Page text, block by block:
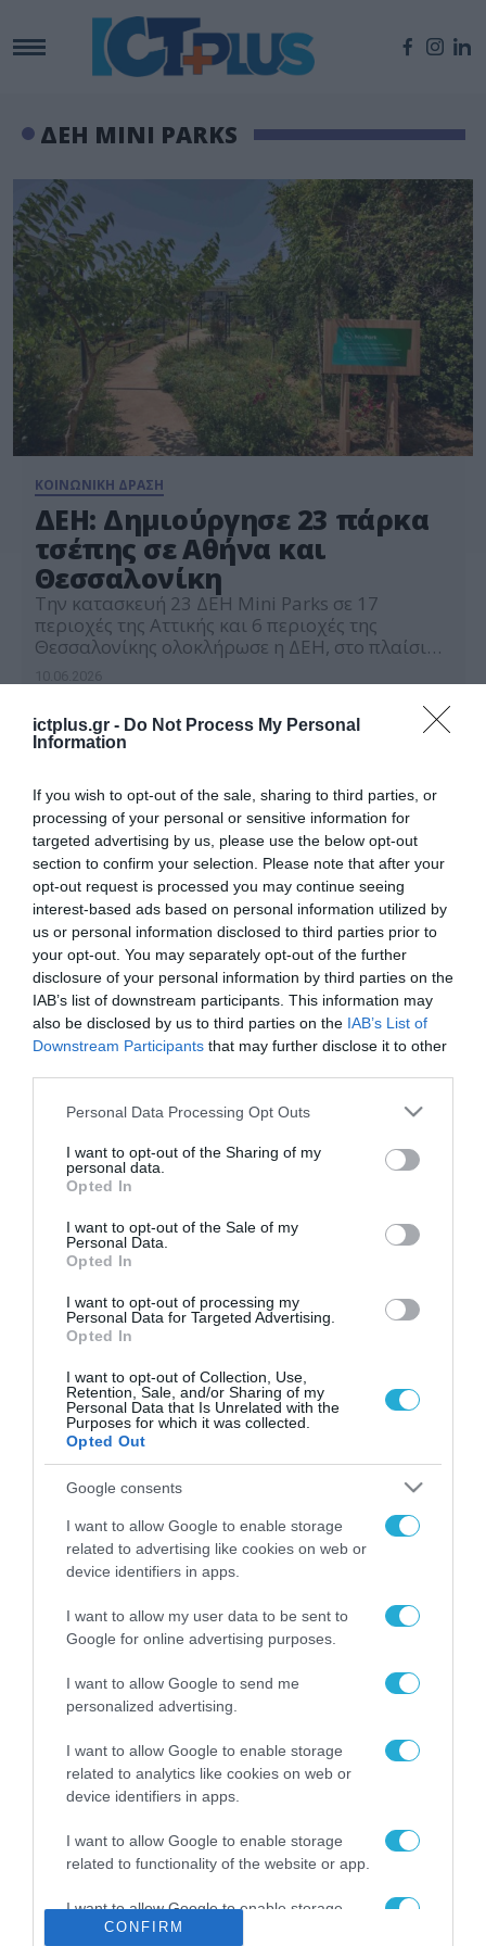
ictplus.gr - Do Not Process My Personal
Information
If you wish to opt-out of the sale, sharing to third parties, or
processing of your personal or sensitive information for
targeted advertising by us, please use the below opt-out
section to confirm your selection. Please note that after your
opt-out request is processed you may continue seeing
interest-based ads based on personal information utilized by
us or personal information disclosed to third parties prior to
your opt-out. You may separately opt-out of the further
disclosure of your personal information by third parties on the
IAB’s list of downstream participants. This information may
also be disclosed by us to third parties on the IAB’s List of
Downstream Participants that may further disclose it to other
Please note that this website/app uses one or more Google
not limited to your visit or usage behaviour. You may click to
grant or deny consent to Google and its third-party tags to
use your data for below specified purposes in below Google
consent section.
Personal Data Processing Opt Outs
I want to opt-out of the Sharing of my
personal data.
Opted In
I want to opt-out of the Sale of my
Personal Data.
Opted In
I want to opt-out of processing my
Personal Data for Targeted Advertising.
Opted In
I want to opt-out of Collection, Use,
Retention, Sale, and/or Sharing of my
Personal Data that Is Unrelated with the
Purposes for which it was collected.
Opted Out
Google consents
I want to allow Google to enable storage
related to advertising like cookies on web or
device identifiers in apps.
I want to allow my user data to be sent to
Google for online advertising purposes.
I want to allow Google to send me
personalized advertising.
I want to allow Google to enable storage
related to analytics like cookies on web or
device identifiers in apps.
I want to allow Google to enable storage
related to functionality of the website or app.
I want to allow Google to enable storage
related to personalization.
CONFIRM
ΔΕΗ MINI PARKS
ΚΟΙΝΩΝΙΚΗ ΔΡΑΣΗ
ΔΕΗ: Δημιούργησε 23 πάρκα
τσέπης σε Αθήνα και
Θεσσαλονίκη
Την κατασκευή 23 ΔΕΗ Mini Parks σε 17
περιοχές της Αττικής και 6 περιοχές της
Θεσσαλονίκης ολοκλήρωσε η ΔΕΗ, στο πλαίσιο
αστικής βιωσιμότητας και τη δημιουργία
περισσότερων χώρων πρασίνου στον αστικό
ιστό. Μέσα από παρεμβάσεις μικρής κλίμακας,
αλλά υψηλής περιβαλλοντικής και κοινωνικής
ΡΟΗ ΕΙΔΗΣΕΩΝ
Το χρηματοδοτούμενο
από την ΕΕ έργο “The
Gaming Police”
ενισχύει την ασφάλεια
των παιδιών στο
31.07.2026
ΑΑΔΕ: Διευκρινίσεις
για τα πρόστιμα σε
παραβάσεις που
31.07.2026
Τεχνητή Νοημοσύνη
δεν είναι απλώς μια
νέα τεχνολογία, είναι
επανάσταση»
31.07.2026
Νέος οδηγός του ΕΚΤ
για τη χρηματοδότηση
των ελληνικών
επιχειρήσεων στον
χώρο της άμυνας